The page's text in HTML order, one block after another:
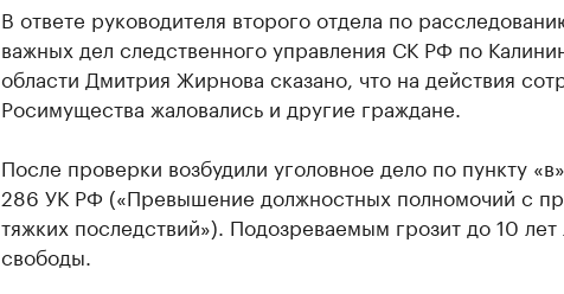
В ответе руководителя второго отдела по
важных дел следственного управления СК РФ по
области Дмитрия Жирнова сказано, что на действия
Росимущества жаловались и другие граждане.
После проверки возбудили уголовное дело по пункту
286 УК РФ («Превышение должностных полномочий с
тяжких последствий»). Подозреваемым грозит до 10
свободы.